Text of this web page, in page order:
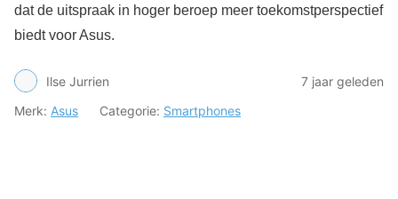
dat de uitspraak in hoger beroep meer toekomstperspectief
biedt voor Asus.
Ilse Jurrien
7 jaar geleden
Merk: Asus Categorie: Smartphones